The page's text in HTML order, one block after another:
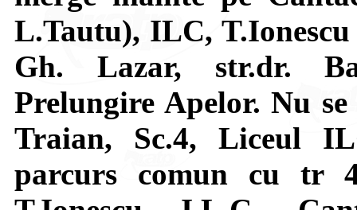
L.Tautu), ILC,
Gh. Lazar, str.dr.
Prelungire Apelor. Nu
Traian, Sc.4, Liceul
parcurs comun cu tr